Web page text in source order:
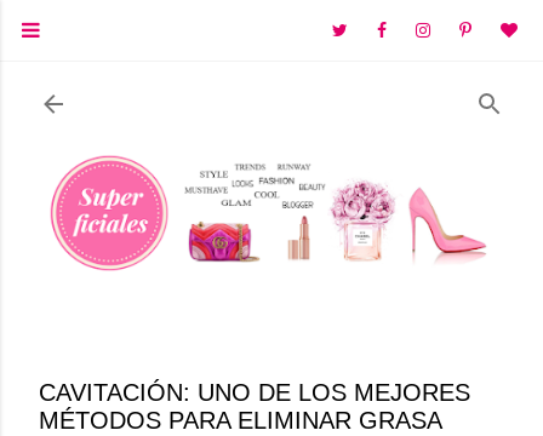
Ir al contenido principal
CAVITACIÓN: UNO DE LOS MEJORES
MÉTODOS PARA ELIMINAR GRASA